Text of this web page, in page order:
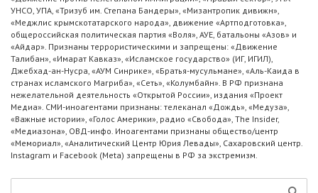
УНСО, УПА, «Тризуб им. Степана Бандеры», «Мизантропик дивижн»,
«Меджлис крымскотатарского народа», движение «Артподготовка»,
общероссийская политическая партия «Воля», АУЕ, батальоны «Азов» и
«Айдар». Признаны террористическими и запрещены: «Движение
Талибан», «Имарат Кавказ», «Исламское государство» (ИГ, ИГИЛ),
Джебхад-ан-Нусра, «АУМ Синрике», «Братья-мусульмане», «Аль-Каида в
странах исламского Магриба», «Сеть», «Колумбайн». В РФ признана
нежелательной деятельность «Открытой России», издания «Проект
Медиа». СМИ-иноагентами признаны: телеканал «Дождь», «Медуза»,
«Важные истории», «Голос Америки», радио «Свобода», The Insider,
«Медиазона», ОВД-инфо. Иноагентами признаны общество/центр
«Мемориал», «Аналитический Центр Юрия Левады», Сахаровский центр.
Instagram и Facebook (Metа) запрещены в РФ за экстремизм.